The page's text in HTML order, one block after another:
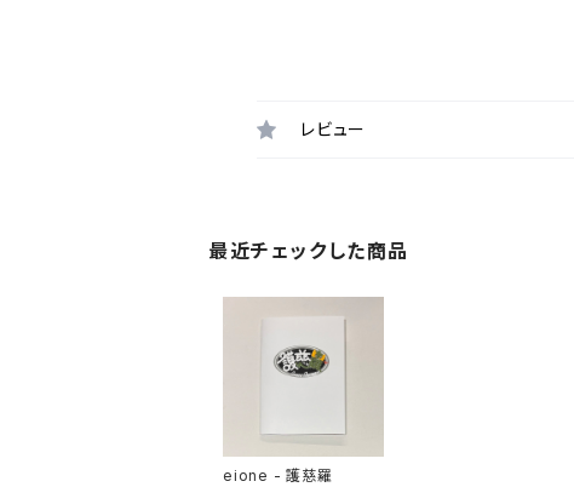
レビュー
最近チェックした商品
eione - 護慈羅